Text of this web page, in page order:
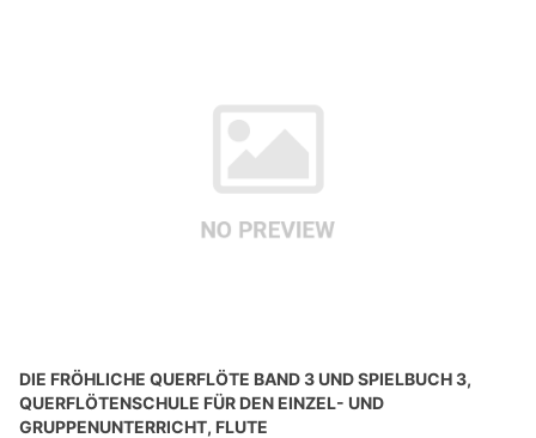
DIE FRÖHLICHE QUERFLÖTE BAND 3 UND SPIELBUCH 3,
QUERFLÖTENSCHULE FÜR DEN EINZEL- UND
GRUPPENUNTERRICHT, FLUTE